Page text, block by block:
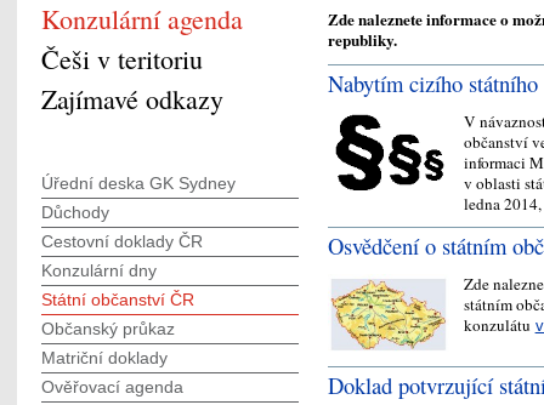
Zde naleznete informace o
republiky.
Nabytím cizího státního
V
občanství
informaci
v oblasti
ledna
Osvědčení o státním
Zde
státním
konzulátu
Doklad potvrzující
Konzulární agenda
Češi v teritoriu
Zajímavé odkazy
Úřední deska GK Sydney
Důchody
Cestovní doklady ČR
Konzulární dny
Státní občanství ČR
Občanský průkaz
Matriční doklady
Ověřovací agenda